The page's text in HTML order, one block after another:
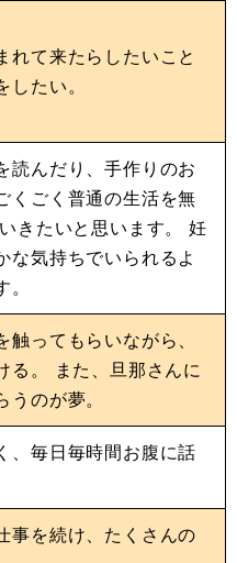
れて来たらしたいこと
たい。
読んだり、手作りのお
くごく普通の生活を無
きたいと思います。 妊
な気持ちでいられるよ
ってもらいながら、
る。 また、旦那さんに
のが夢。
、毎日毎時間お腹に話
事を続け、たくさんの